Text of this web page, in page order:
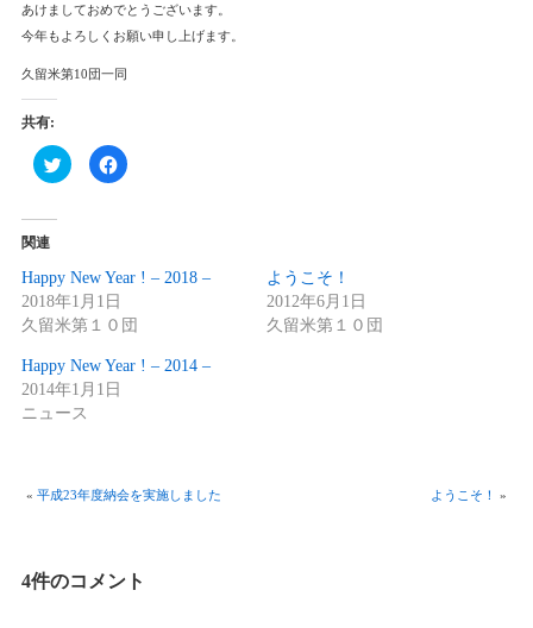
あけましておめでとうございます。
今年もよろしくお願い申し上げます。
久留米第10団一同
共有:
ク
リ
共
有
(新
し
い
ィ
ン
ド
ウ
で
Facebook
で
ク
リ
ク
し
く
だ
さ
い
ン
ド
ま
す)
関連
Happy New Year ! – 2018 –
2018年1月1日
久留米第１０団
ようこそ！
2012年6月1日
久留米第１０団
Happy New Year ! – 2014 –
2014年1月1日
ニュース
«平成23年度納会を実施しました ようこそ！ »
4件のコメント